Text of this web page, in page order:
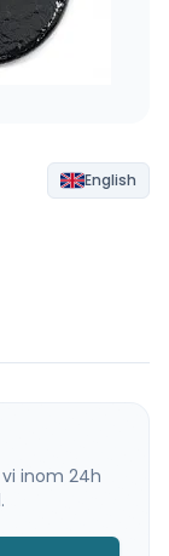
English
inom 24h